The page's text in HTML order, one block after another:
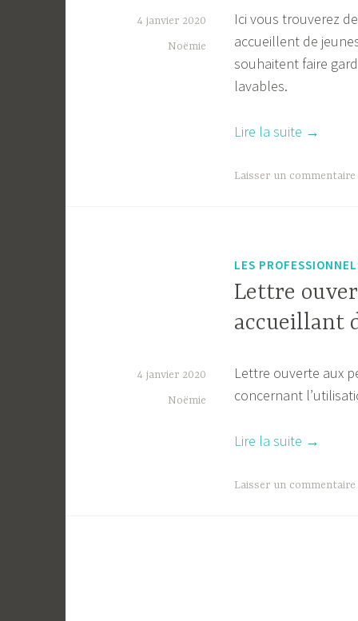
4 janvier 2020
Noëmie
Ici vous trouverez
accueillent de
souhaitent faire
lavables.
Lire la suite « Crèches
→
Laisser un commentaire
LES
Lettre
accueillant
4 janvier 2020
Noëmie
Lettre ouverte aux
concernant
Lire la suite « Lettre
aux
→
Laisser un commentaire